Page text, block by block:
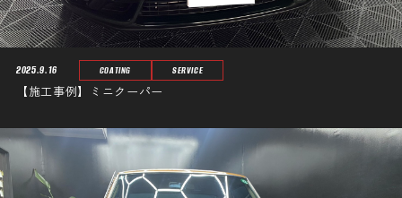
2025.9.16 COATING SERVICE
【施工事例】ミニクーパー